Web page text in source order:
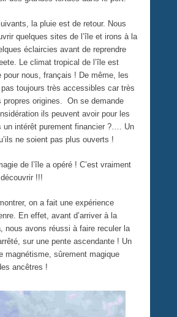
la pluie est de retour. Nous
quelques sites de l’île et irons à la
éclaircies avant de reprendre
Le climat tropical de l’île est
pour nous, français ! De même, les
toujours très accessibles car très
propres origines. On se demande
ils peuvent avoir pour les
un intérêt purement financier ?…. Un
ne soient pas plus ouverts !
de l’île a opéré ! C’est vraiment
!!!
on a fait une expérience
En effet, avant d’arriver à la
nous avons réussi à faire reculer la
sur une pente ascendante ! Un
magnétisme, sûrement magique
ancêtres !